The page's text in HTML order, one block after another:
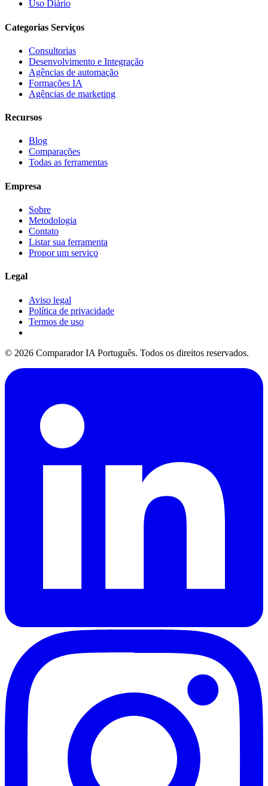
Uso Diário
Categorias Serviços
Consultorias
Desenvolvimento e Integração
Agências de automação
Formações IA
Agências de marketing
Recursos
Blog
Comparações
Todas as ferramentas
Empresa
Sobre
Metodologia
Contato
Listar sua ferramenta
Propor um serviço
Legal
Aviso legal
Política de privacidade
Termos de uso
© 2026 Comparador IA Português. Todos os direitos reservados.